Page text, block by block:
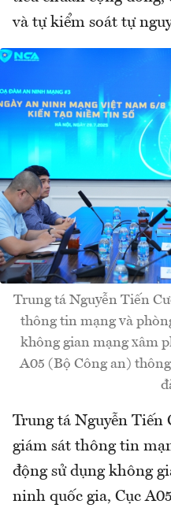
và tự kiểm soát tự
Trung tá Nguyễn Tiến
thông tin mạng và
không gian mạng xâm
A05 (Bộ Công an)
Trung tá Nguyễn Tiến
giám sát thông tin
động sử dụng không
ninh quốc gia, Cục